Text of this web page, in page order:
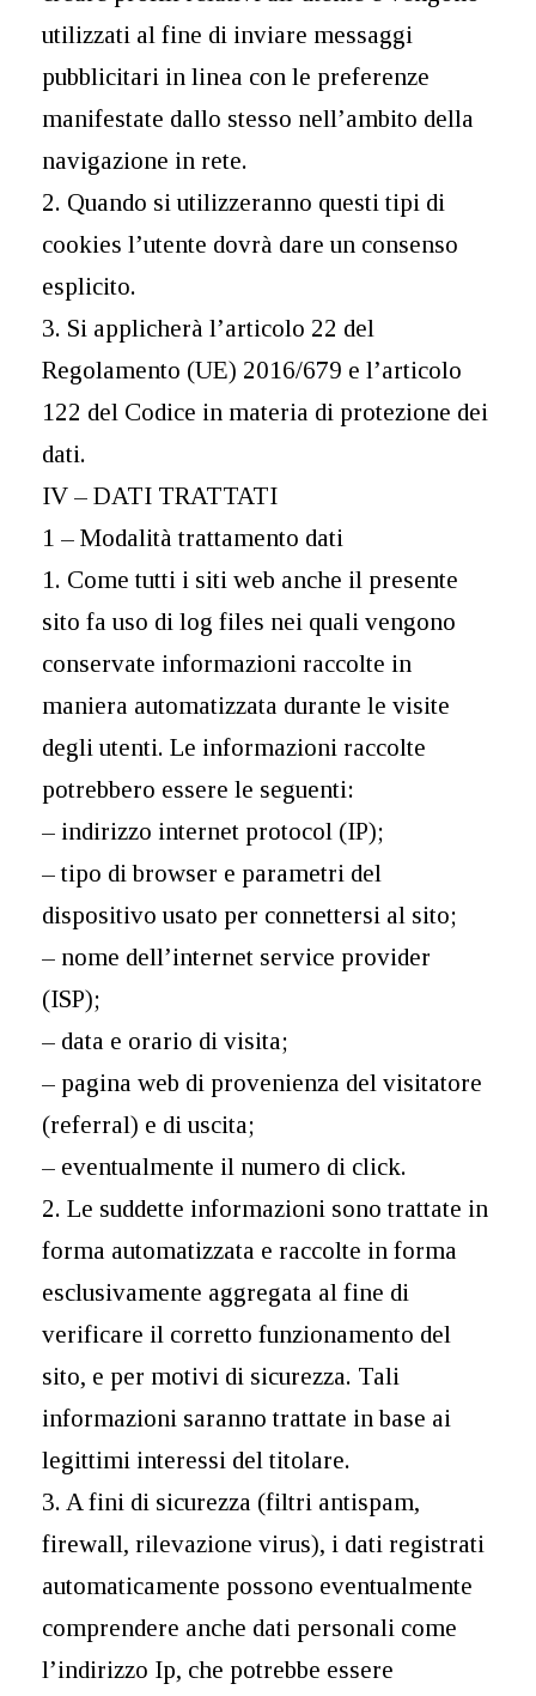
utilizzati al fine di inviare messaggi
pubblicitari in linea con le preferenze
manifestate dallo stesso nell’ambito della
navigazione in rete.
2. Quando si utilizzeranno questi tipi di
cookies l’utente dovrà dare un consenso
esplicito.
3. Si applicherà l’articolo 22 del
Regolamento (UE) 2016/679 e l’articolo
122 del Codice in materia di protezione dei
dati.
IV – DATI TRATTATI
1 – Modalità trattamento dati
1. Come tutti i siti web anche il presente
sito fa uso di log files nei quali vengono
conservate informazioni raccolte in
maniera automatizzata durante le visite
degli utenti. Le informazioni raccolte
potrebbero essere le seguenti:
– indirizzo internet protocol (IP);
– tipo di browser e parametri del
dispositivo usato per connettersi al sito;
– nome dell’internet service provider
(ISP);
– data e orario di visita;
– pagina web di provenienza del visitatore
(referral) e di uscita;
– eventualmente il numero di click.
2. Le suddette informazioni sono trattate in
forma automatizzata e raccolte in forma
esclusivamente aggregata al fine di
verificare il corretto funzionamento del
sito, e per motivi di sicurezza. Tali
informazioni saranno trattate in base ai
legittimi interessi del titolare.
3. A fini di sicurezza (filtri antispam,
firewall, rilevazione virus), i dati registrati
automaticamente possono eventualmente
comprendere anche dati personali come
l’indirizzo Ip, che potrebbe essere